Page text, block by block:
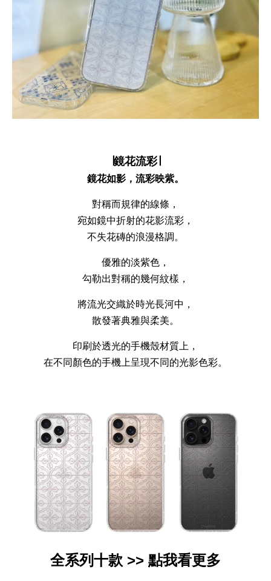
∣鏡花流彩∣
鏡花如影，流彩映紫。
對稱而規律的線條，
宛如鏡中折射的花影流彩，
不失花磚的浪漫格調。
優雅的淡紫色，
勾勒出對稱的幾何紋樣，
將流光交織於時光長河中，
散發著典雅與柔美。
印刷於透光的手機殼材質上，
在不同顏色的手機上呈現不同的光影色彩。
全系列十款 >> 點我看更多